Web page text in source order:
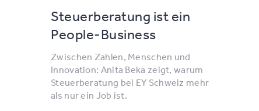
Steuerberatung ist ein
People-Business
Zwischen Zahlen, Menschen und
Innovation: Anita Beka zeigt, warum
Steuerberatung bei EY Schweiz mehr
als nur ein Job ist.